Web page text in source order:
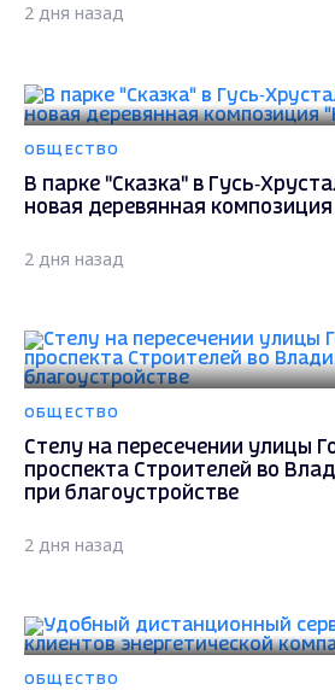
2 дня назад
ОБЩЕСТВО
В парке "Сказка" в
новая деревянная
2 дня назад
ОБЩЕСТВО
Стелу на пересечении улицы
проспекта Строителей во
при благоустройстве
2 дня назад
ОБЩЕСТВО